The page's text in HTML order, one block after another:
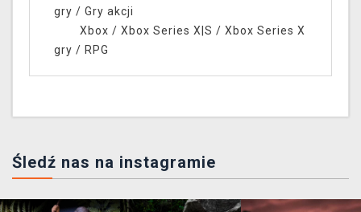
gry / Gry akcji
Xbox / Xbox Series X|S / Xbox Series X
gry / RPG
Śledź nas na instagramie